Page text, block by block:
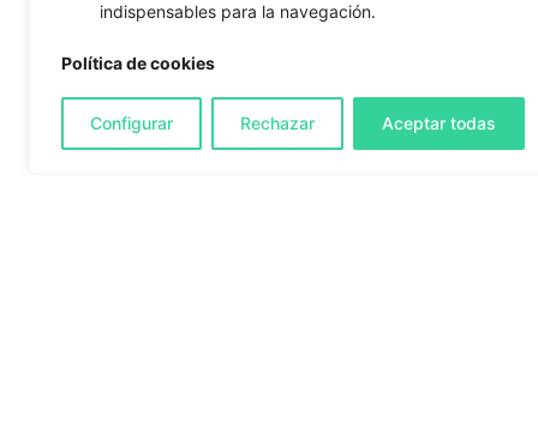
indispensables para la navegación.
Política de cookies
Configurar Rechazar Aceptar todas
Customer Service Database design
MariaDB Michael Porter monthy calendar
MySQL optimization OSX Password protection plugins